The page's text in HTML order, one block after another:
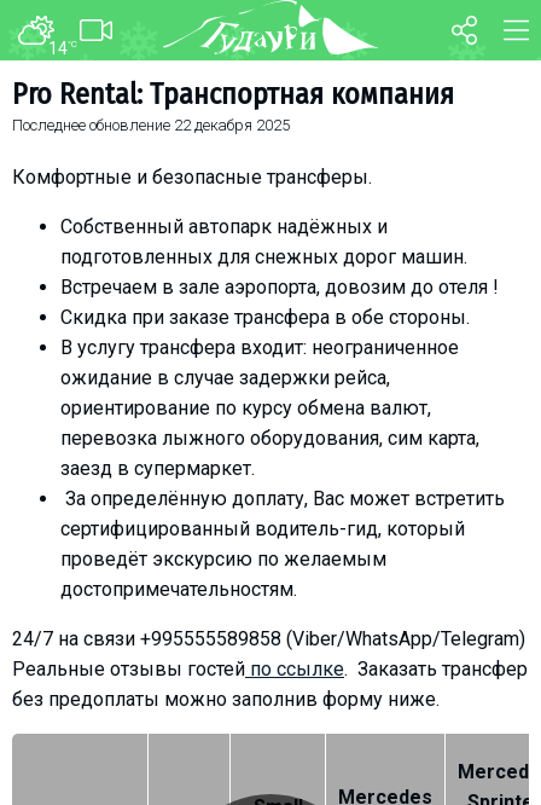
14°C
Pro Rental: Транспортная компания
Последнее обновление 22 декабря 2025
Комфортные и безопасные трансферы.
Собственный автопарк надёжных и
подготовленных для снежных дорог машин.
Встречаем в зале аэропорта, довозим до отеля !
Скидка при заказе трансфера в обе стороны.
В услугу трансфера входит: неограниченное
ожидание в случае задержки рейса,
ориентирование по курсу обмена валют,
перевозка лыжного оборудования, сим карта,
заезд в супермаркет.
За определённую доплату, Вас может встретить
сертифицированный водитель-гид, который
проведёт экскурсию по желаемым
достопримечательностям.
24/7 на связи +995555589858 (Viber/WhatsApp/Telegram)
Реальные отзывы гостей по ссылке. Заказать трансфер
без предоплаты можно заполнив форму ниже.
Mercedes
ФОРУМ КАРТА
ТРАНСФЕР
О курорте
Схема трасс
Прокат
Ски-сервис
Дети в Гудаури
Развлечения
Календарь событий
Телеграм-канал
Гудаури
INFO
ПРОЖИВАНИЕ
Квартиры